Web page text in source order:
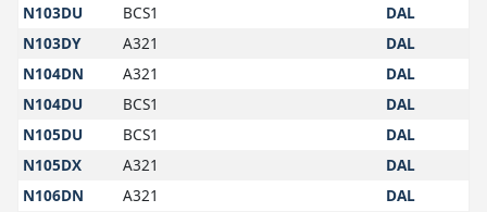
N103DU
BCS1
DAL
N103DY
A321
DAL
N104DN
A321
DAL
N104DU
BCS1
DAL
N105DU
BCS1
DAL
N105DX
A321
DAL
N106DN
A321
DAL